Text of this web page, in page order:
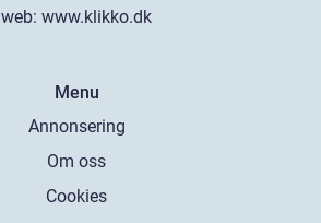
web: www.klikko.dk
Menu
Annonsering
Om oss
Cookies